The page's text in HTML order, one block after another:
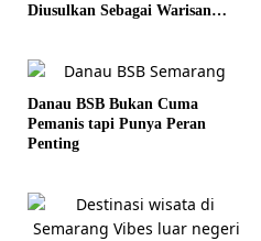
Diusulkan Sebagai Warisan
Danau BSB Bukan Cuma
Pemanis tapi Punya Peran
Penting